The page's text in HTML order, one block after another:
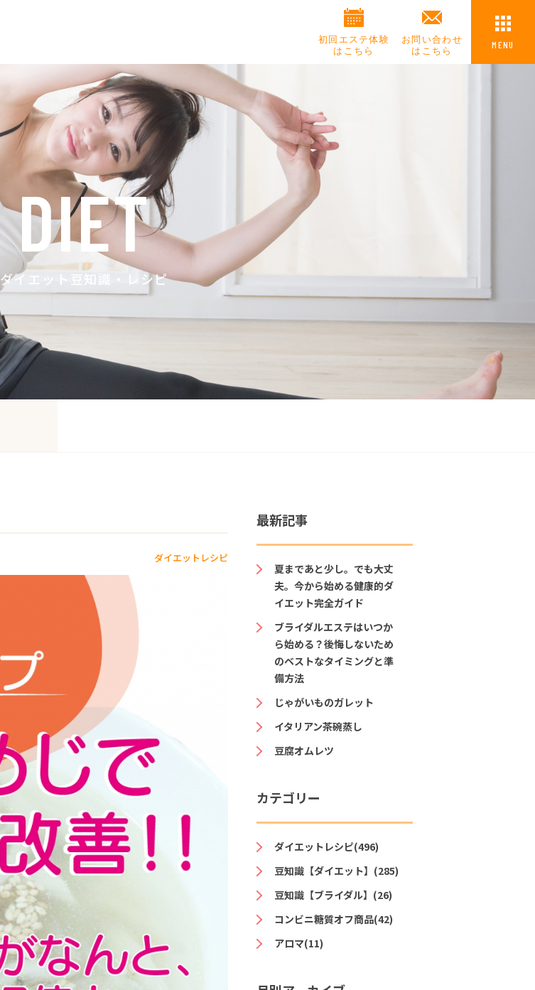
初回エステ体験
はこちら
お問い合わせ
はこちら
MENU
DIET
ダイエット豆知識・レシピ
ダイエットレシピ
最新記事
夏まであと少し。でも大丈
夫。今から始める健康的ダ
イエット完全ガイド
ブライダルエステはいつか
ら始める？後悔しないため
のベストなタイミングと準
備方法
じゃがいものガレット
イタリアン茶碗蒸し
豆腐オムレツ
カテゴリー
ダイエットレシピ(496)
豆知識【ダイエット】(285)
豆知識【ブライダル】(26)
コンビニ糖質オフ商品(42)
アロマ(11)